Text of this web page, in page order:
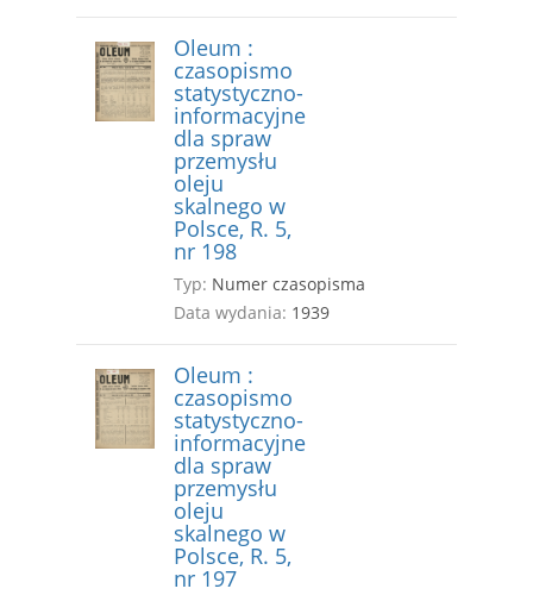
Oleum :
czasopismo
statystyczno-
informacyjne
dla spraw
przemysłu
oleju
skalnego w
Polsce, R. 5,
nr 198
Typ: Numer czasopisma
Data wydania: 1939
Oleum :
czasopismo
statystyczno-
informacyjne
dla spraw
przemysłu
oleju
skalnego w
Polsce, R. 5,
nr 197